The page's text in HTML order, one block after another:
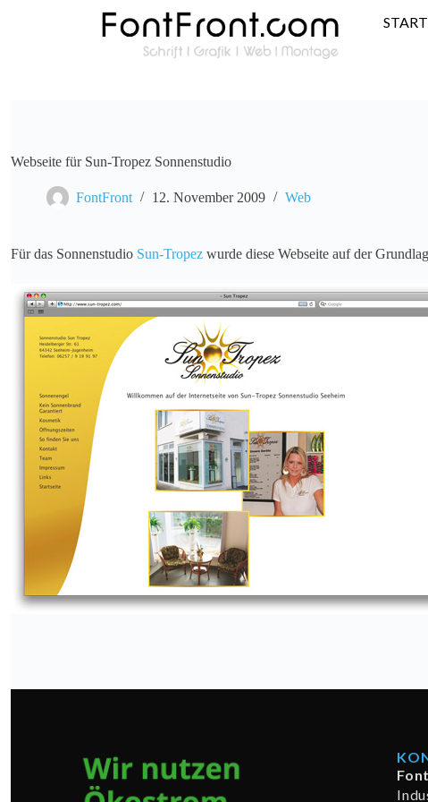
START
Webseite für Sun-Tropez Sonnenstudio
FontFront 12. November 2009 Web
Für das Sonnenstudio Sun-Tropez wurde diese Webseite auf der